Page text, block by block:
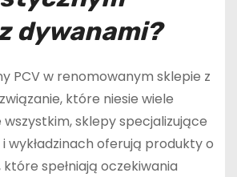
dywanami?
PCV w renomowanym sklepie z
które niesie wiele
wszystkim, sklepy specjalizujące
wykładzinach oferują produkty o
które spełniają oczekiwania